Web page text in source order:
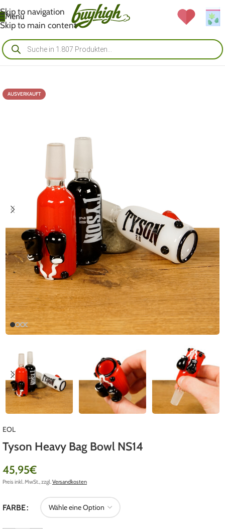
Skip to navigation
Skip to main content
Menü
AUSVERKAUFT
EOL
Tyson Heavy Bag Bowl NS14
45,95€
Preis inkl. MwSt., zzgl.Versandkosten
FARBE